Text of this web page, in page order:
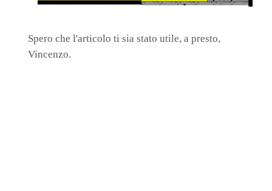
Spero che l'articolo ti sia stato utile, a presto,
Vincenzo.